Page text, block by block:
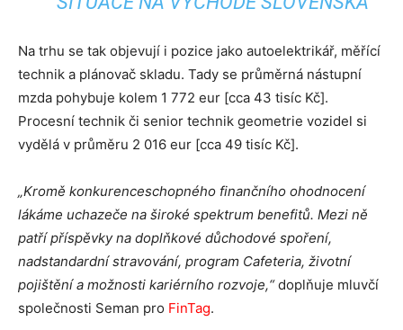
Na trhu se tak objevují i pozice jako autoelektrikář, měřící
technik a plánovač skladu. Tady se průměrná nástupní
mzda pohybuje kolem 1 772 eur [cca 43 tisíc Kč].
Procesní technik či senior technik geometrie vozidel si
vydělá v průměru 2 016 eur [cca 49 tisíc Kč].
„Kromě konkurenceschopného finančního ohodnocení
lákáme uchazeče na široké spektrum benefitů. Mezi ně
patří příspěvky na doplňkové důchodové spoření,
nadstandardní stravování, program Cafeteria, životní
pojištění a možnosti kariérního rozvoje,“doplňuje mluvčí
společnosti Seman pro FinTag.